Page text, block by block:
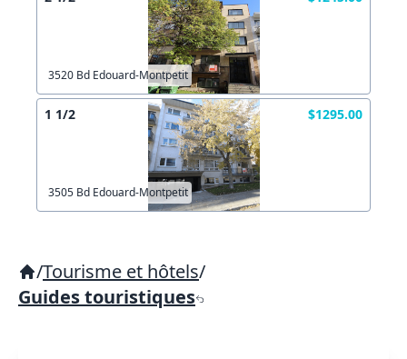
3520 Bd Edouard-Montpetit
1 1/2 $1295.00
3505 Bd Edouard-Montpetit
/Tourisme et hôtels/
Guides touristiques